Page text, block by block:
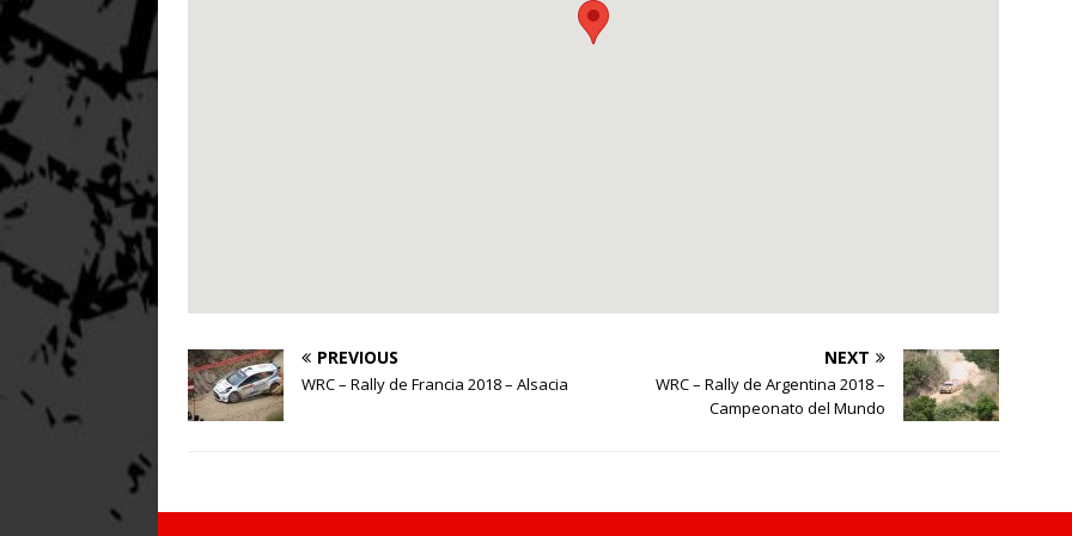
PREVIOUS
WRC – Rally de Francia 2018 – Alsacia
NEXT
WRC – Rally de Argentina 2018 –
Campeonato del Mundo